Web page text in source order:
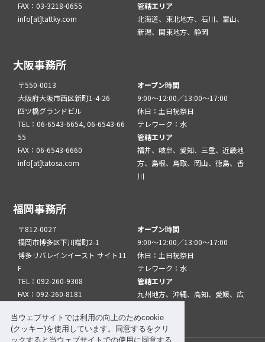
当ウェブサイトでは利用の向上のためcookie
(クッキー)を使用しています。同意するをクリ
ックすると当ウェブサイトでの使用に同意する
FAX：03-3218-0655
info[at]tattky.com
管轄エリア
北海道、東北地方、石川、富山、
新潟、関東地方、静岡
大阪事務所
〒550-0013
大阪府大阪市西区新町1-4-26
四ツ橋グランドビル
TEL：06-6543-6654, 06-6543-66
55
FAX：06-6543-6660
info[at]tatosa.com
オープン時間
9:00～12:00／13:00～17:00
休日：土日祝祭日
テレワーク：水
管轄エリア
福井、岐阜、愛知、三重、近畿地
方、島根、鳥取、岡山、徳島、香
川
福岡事務所
〒812-0027
福岡市博多区下川端町2-1
博多リバレインイースト サイト11
F
TEL：092-260-9308
FAX：092-260-8181
オープン時間
9:00～12:00／13:00～17:00
休日：土日祝祭日
テレワーク：水
管轄エリア
九州地方、沖縄、高知、愛媛、広